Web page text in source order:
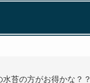
苔の方がお得かな？？